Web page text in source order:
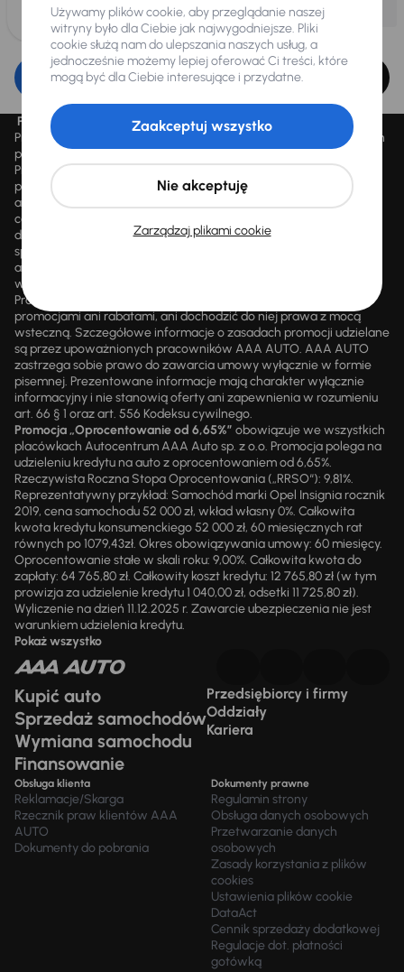
Edytuj filtr
Promocja „Letnie przeceny aż 1500 aut”
Promocja „Letnie przeceny aż 1500 aut” obowiązuje we wszystkich
placówkach Autocentrum AAA AUTO Sp. z o.o. („AAA AUTO”).
Promocja polega na możliwości nabycia wybranych pojazdów
przecenionych, wskazanych w serwisie internetowym
aaaauto.pl/promocja, ze zniżką uwidocznioną w prezentowanej
cenie. Zniżka jest obliczana jako różnica pomiędzy najniższą ceną
danego pojazdu z 30 dni przed obniżką a jego aktualną ceną
sprzedaży. Liczba samochodów objętych promocją jest zmienna i
aktualizowana na bieżąco; średnia liczba dostępnych pojazdów
wynosi około 1500, a nowe auta są dodawane każdego dnia.
Promocji nie można łączyć z innymi aktualnie obowiązującymi
promocjami ani rabatami, ani dochodzić do niej prawa z mocą
wsteczną. Szczegółowe informacje o zasadach promocji udzielane
są przez upoważnionych pracowników AAA AUTO. AAA AUTO
zastrzega sobie prawo do zawarcia umowy wyłącznie w formie
pisemnej. Prezentowane informacje mają charakter wyłącznie
informacyjny i nie stanowią oferty ani zapewnienia w rozumieniu
art. 66 § 1 oraz art. 556 Kodeksu cywilnego.
Promocja „Oprocentowanie od 6,65%” obowiązuje we wszystkich
placówkach Autocentrum AAA Auto sp. z o.o. Promocja polega na
udzieleniu kredytu na auto z oprocentowaniem od 6,65%.
Rzeczywista Roczna Stopa Oprocentowania („RRSO“): 9,81%.
Reprezentatywny przykład: Samochód marki Opel Insignia rocznik
2019, cena samochodu 52 000 zł, wkład własny 0%. Całkowita
kwota kredytu konsumenckiego 52 000 zł, 60 miesięcznych rat
równych po 1079,43zł. Okres obowiązywania umowy: 60 miesięcy.
Oprocentowanie stałe w skali roku: 9,00%. Całkowita kwota do
zapłaty: 64 765,80 zł. Całkowity koszt kredytu: 12 765,80 zł (w tym
prowizja za udzielenie kredytu 1 040,00 zł, odsetki 11 725,80 zł).
Wyliczenie na dzień 11.12.2025 r. Zawarcie ubezpieczenia nie jest
warunkiem udzielenia kredytu.
Pokaż wszystko
Kupić auto
Sprzedaż samochodów
Wymiana samochodu
Finansowanie
Przedsiębiorcy i firmy
Oddziały
Kariera
Obsługa klienta
Reklamacje/Skarga
Rzecznik praw klientów AAA
AUTO
Dokumenty do pobrania
Dokumenty prawne
Regulamin strony
Obsługa danych osobowych
Przetwarzanie danych
osobowych
Zasady korzystania z plików
cookies
Ustawienia plików cookie
DataAct
Cennik sprzedaży dodatkowej
Regulacje dot. płatności
gotówką
Używamy plików cookie, aby przeglądanie naszej
witryny było dla Ciebie jak najwygodniejsze. Pliki
cookie służą nam do ulepszania naszych usług, a
jednocześnie możemy lepiej oferować Ci treści, które
mogą być dla Ciebie interesujące i przydatne.
Zarządzaj plikami cookie
Nie akceptuję
Zaakceptuj wszystko